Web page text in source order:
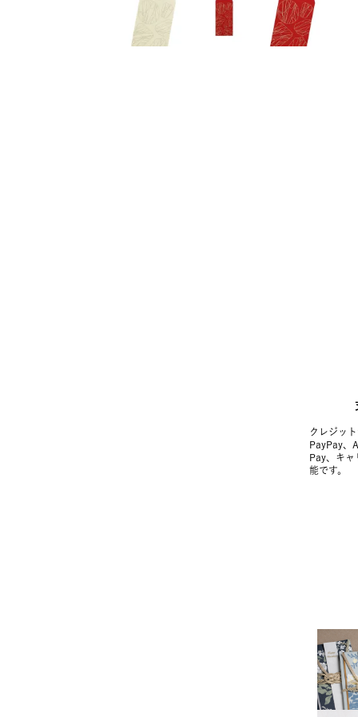
クレジッ
PayPay、
Pay、キャ
能です。